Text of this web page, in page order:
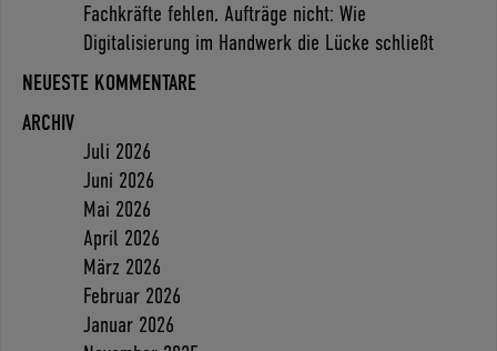
Fachkräfte fehlen, Aufträge nicht: Wie
Digitalisierung im Handwerk die Lücke schließt
NEUESTE KOMMENTARE
ARCHIV
Juli 2026
Juni 2026
Mai 2026
April 2026
März 2026
Februar 2026
Januar 2026